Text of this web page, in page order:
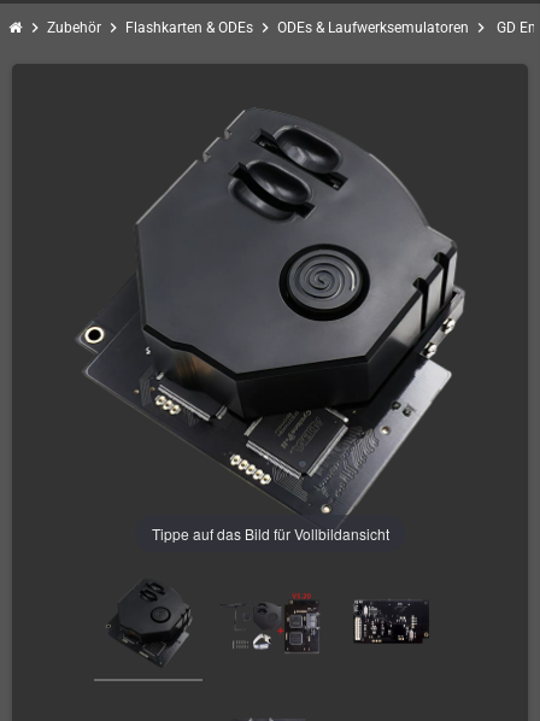
chevron_right Zubehör chevron_right Flashkarten & ODEs chevron_right ODEs & Laufwerksemulatoren chevron_right GD
Tippe auf das Bild für Vollbildansicht